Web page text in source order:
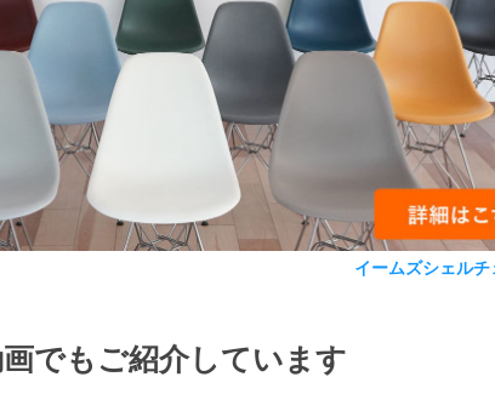
イームズシェル
でもご紹介しています